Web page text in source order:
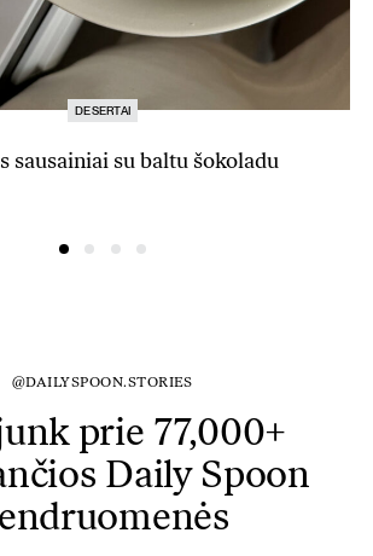
DESERTAI
sausainiai su baltu šokoladu
@DAILYSPOON.STORIES
prie 77,000+
Daily Spoon